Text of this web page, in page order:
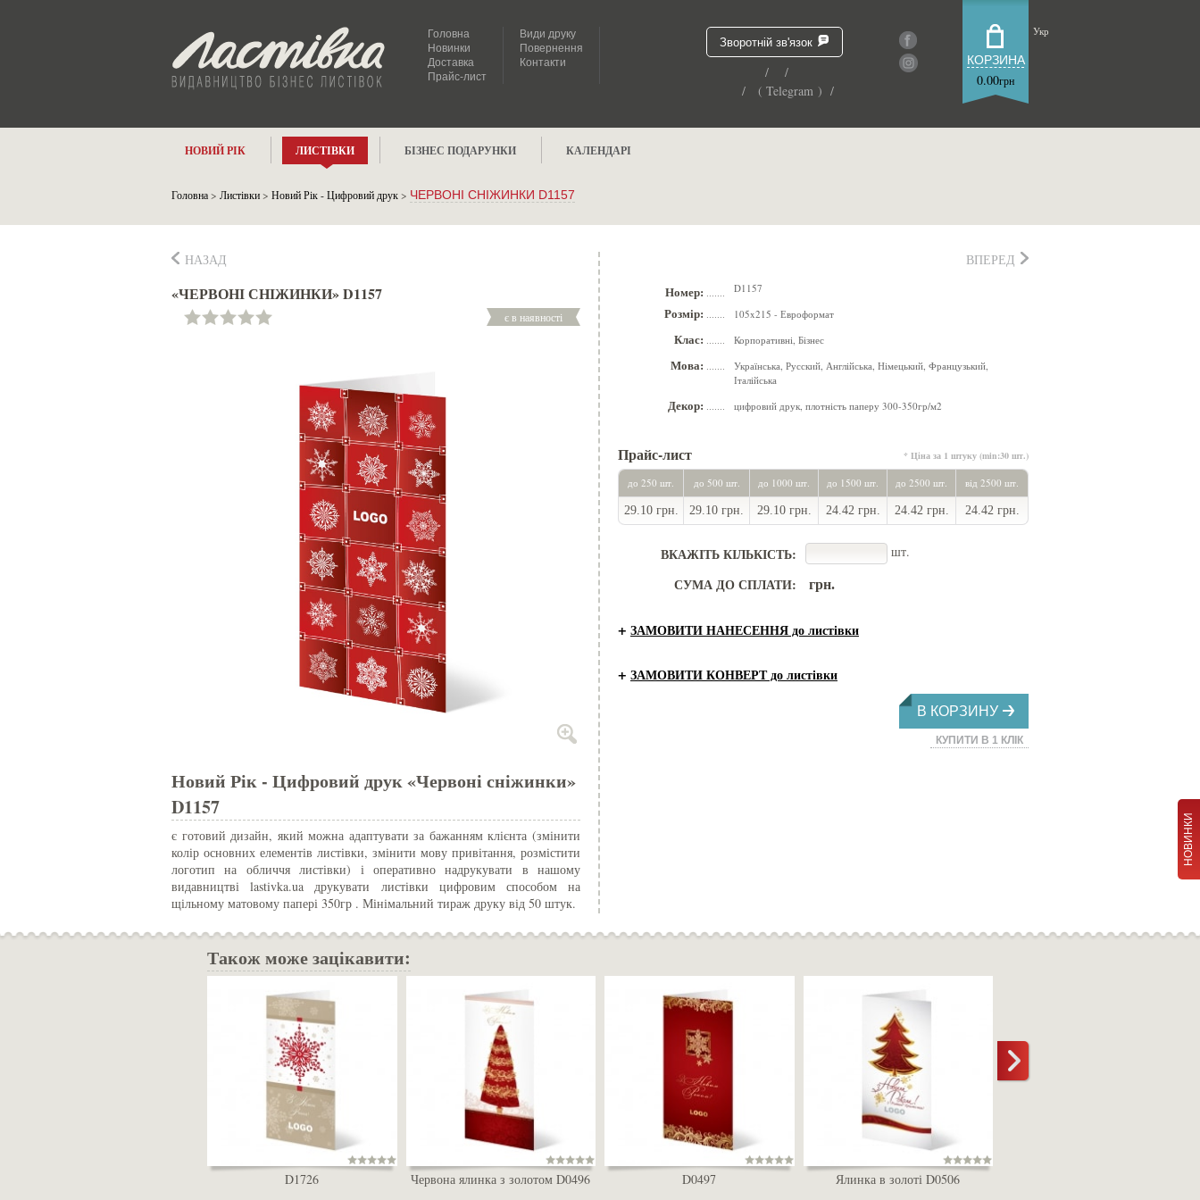
КОРЗИНА
0.00грн
Зворотній зв'язок
/ /
/ ( Telegram ) /
Головна
Новинки
Доставка
Прайс-лист
Види друку
Повернення
Контакти
Укр
НОВИЙ РІК ЛИСТІВКИ БІЗНЕС ПОДАРУНКИ КАЛЕНДАРІ
Головна> Листівки> Новий Рік - Цифровий друк> ЧЕРВОНІ СНІЖИНКИ D1157
НОВИНКИ
НАЗАД ВПЕРЕД
«ЧЕРВОНІ СНІЖИНКИ» D1157
є в наявності
Новий Рік - Цифровий друк «Червоні сніжинки»
D1157
є готовий дизайн, який можна адаптувати за бажанням клієнта (змінити
колір основних елементів листівки, змінити мову привітання, розмістити
логотип на обличчя листівки) і оперативно надрукувати в нашому
видавництві lastivka.ua друкувати листівки цифровим способом на
щільному матовому папері 350гр . Мінімальний тираж друку від 50 штук.
Номер: D1157
Розмір: 105x215 - Евроформат
Клас: Корпоративні, Бізнес
Мова:
Українська, Русский, Англійська, Німецький, Французький,
Італійська
Декор: цифровий друк, плотність паперу 300-350гр/м2
Прайс-лист * Ціна за 1 штуку (min:30 шт.)
до 250 шт. до 500 шт. до 1000 шт. до 1500 шт. до 2500 шт. від 2500 шт.
29.10 грн. 29.10 грн. 29.10 грн. 24.42 грн. 24.42 грн. 24.42 грн.
ВКАЖІТЬ КІЛЬКІСТЬ: шт.
СУМА ДО СПЛАТИ: грн.
+ ЗАМОВИТИ НАНЕСЕННЯ до листівки
+ ЗАМОВИТИ КОНВЕРТ до листівки
В КОРЗИНУ
КУПИТИ В 1 КЛІК
Також може зацікавити:
D1726 Червона ялинка з золотом D0496 D0497 Ялинка в золоті D0506